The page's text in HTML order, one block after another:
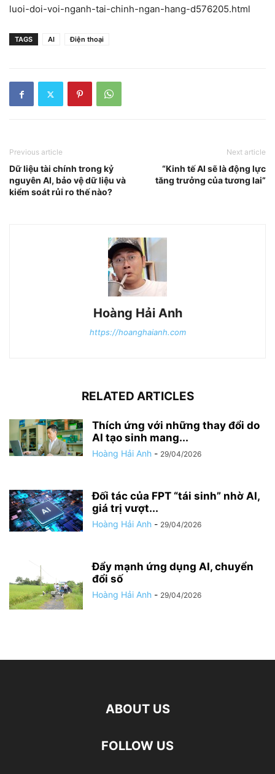
luoi-doi-voi-nganh-tai-chinh-ngan-hang-d576205.html
TAGS AI Điện thoại
Previous article
Dữ liệu tài chính trong kỷ
nguyên AI, bảo vệ dữ liệu và
kiểm soát rủi ro thế nào?
Next article
“Kinh tế AI sẽ là động lực
tăng trưởng của tương lai”
Hoàng Hải Anh
https://hoanghaianh.com
RELATED ARTICLES
Thích ứng với những thay đổi do
AI tạo sinh mang...
Hoàng Hải Anh - 29/04/2026
Đối tác của FPT “tái sinh” nhờ AI,
giá trị vượt...
Hoàng Hải Anh - 29/04/2026
Đẩy mạnh ứng dụng AI, chuyển
đổi số
Hoàng Hải Anh - 29/04/2026
ABOUT US
FOLLOW US